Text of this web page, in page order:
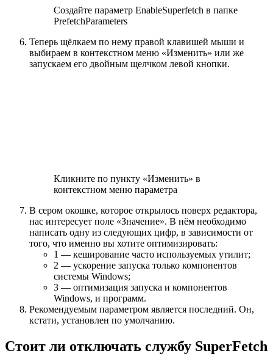
Создайте параметр EnableSuperfetch в папке
PrefetchParameters
Теперь щёлкаем по нему правой клавишей мыши и
выбираем в контекстном меню «Изменить» или же
запускаем его двойным щелчком левой кнопки.
Кликните по пункту «Изменить» в
контекстном меню параметра
В сером окошке, которое открылось поверх редактора,
нас интересует поле «Значение». В нём необходимо
написать одну из следующих цифр, в зависимости от
того, что именно вы хотите оптимизировать:
1 — кеширование часто используемых утилит;
2 — ускорение запуска только компонентов
системы Windows;
3 — оптимизация запуска и компонентов
Windows, и программ.
Рекомендуемым параметром является последний. Он,
кстати, установлен по умолчанию.
Стоит ли отключать службу SuperFetch